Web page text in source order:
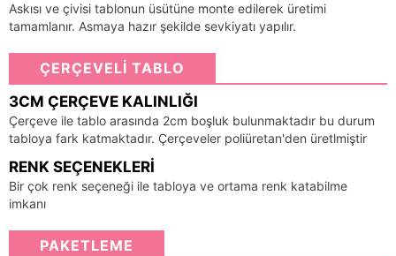
Askısı ve çivisi tablonun üsütüne monte edilerek üretimi
tamamlanır. Asmaya hazır şekilde sevkiyatı yapılır.
ÇERÇEVELİ TABLO
3CM ÇERÇEVE KALINLIĞI
Çerçeve ile tablo arasında 2cm boşluk bulunmaktadır bu durum
tabloya fark katmaktadır. Çerçeveler poliüretan'den üretlmiştir
RENK SEÇENEKLERI
Bir çok renk seçeneği ile tabloya ve ortama renk katabilme
imkanı
PAKETLEME